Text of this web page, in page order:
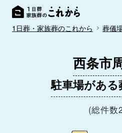
1日葬・家族葬のこれから 葬儀
西条市
駐車場がある
(総件数